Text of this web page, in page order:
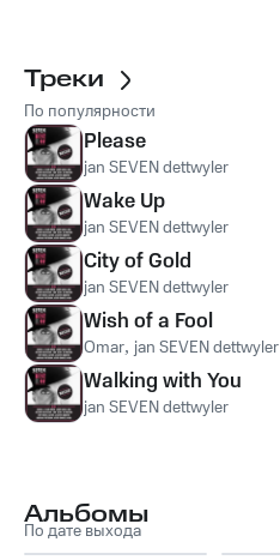
Треки
По популярности
Please
jan SEVEN dettwyler
Wake Up
jan SEVEN dettwyler
City of Gold
jan SEVEN dettwyler
Wish of a Fool
Omar, jan SEVEN dettwyler
Walking with You
jan SEVEN dettwyler
Альбомы
По дате выхода